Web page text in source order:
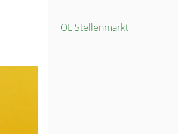
OL Stellenmarkt